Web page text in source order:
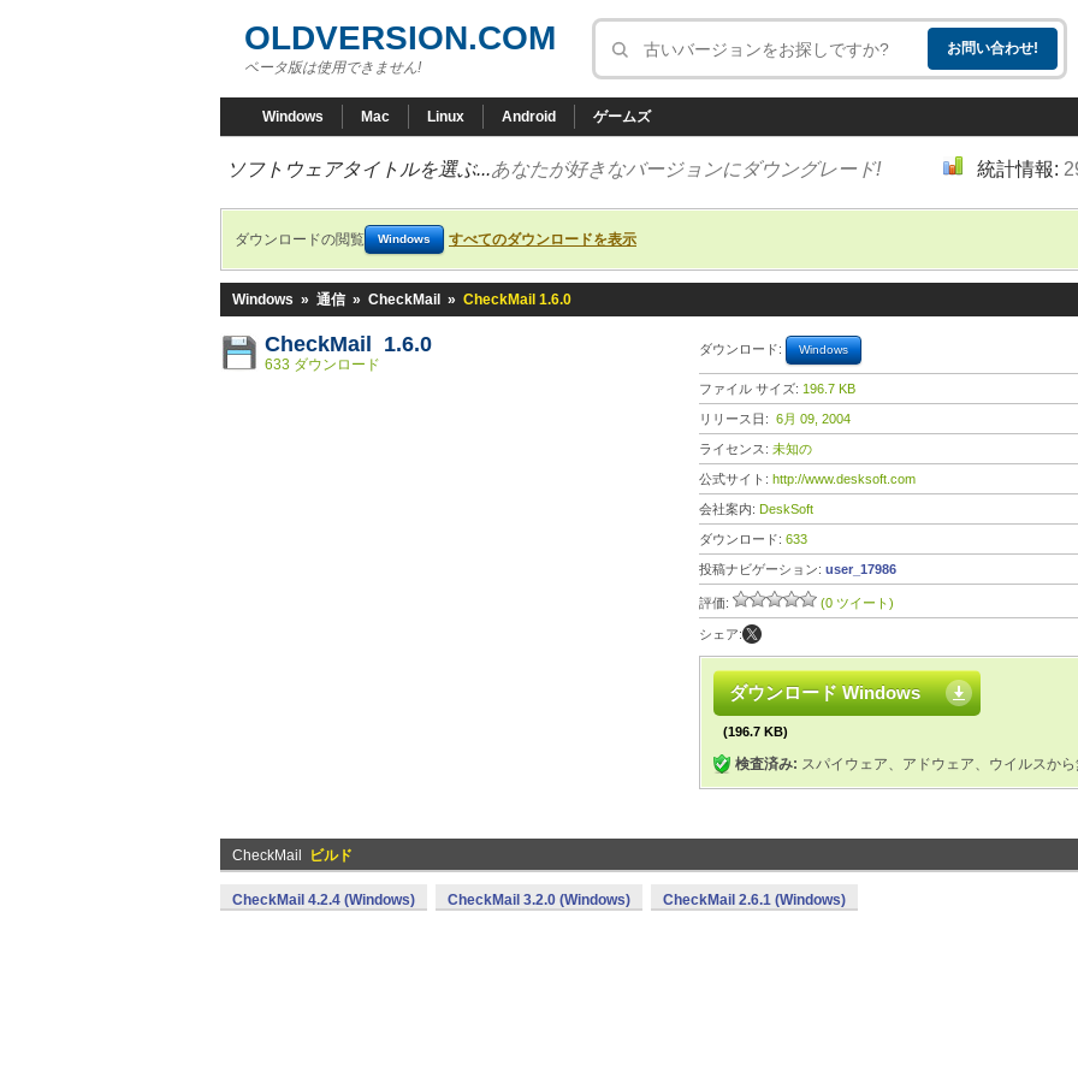
OLDVERSION.COM
ベータ版は使用できません!
Windows Mac Linux Android ゲームズ
ソフトウェアタイトルを選ぶ...あなたが好きなバージョンにダウングレード! 統計情報:
ダウンロードの閲覧 Windows すべてのダウンロードを表示
Windows » 通信 » CheckMail » CheckMail 1.6.0
CheckMail 1.6.0
633 ダウンロード
ダウンロード: Windows
ファイル サイズ: 196.7 KB
リリース日: 6月 09, 2004
ライセンス: 未知の
公式サイト: http://www.desksoft.com
会社案内: DeskSoft
ダウンロード: 633
投稿ナビゲーション: user_17986
評価: (0 ツイート)
シェア:
ダウンロード Windows
(196.7 KB)
検査済み: スパイウェア、アドウェア、ウイルスか
CheckMail ビルド
CheckMail 4.2.4 (Windows) CheckMail 3.2.0 (Windows) CheckMail 2.6.1 (Windows)